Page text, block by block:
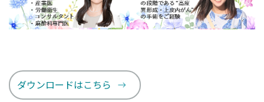
ダウンロードはこちら